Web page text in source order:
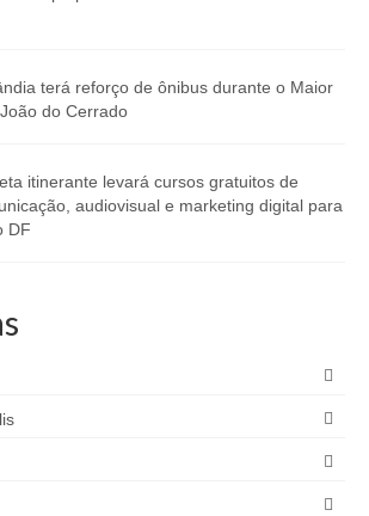
terá reforço de ônibus durante o Maior
do Cerrado
itinerante levará cursos gratuitos de
audiovisual e marketing digital para
DF